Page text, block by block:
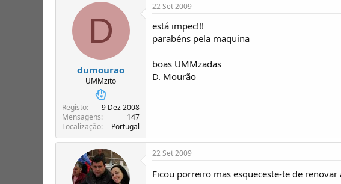
D
dumourao
UMMzito
Registo
9 Dez 2008
Mensagens
147
Localização
Portugal
22 Set 2009
está impec!!!
parabéns pela maquina
boas UMMzadas
D. Mourão
22 Set 2009
Ficou porreiro mas esqueceste-te de